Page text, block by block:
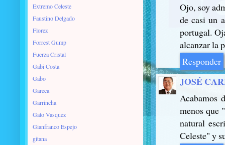
Ojo, soy
de casi un
portugal.
alcanzar la
Responder
JOSÉ
Acabamos
menos que
natural
Celeste" y
Extremo Celeste
Faustino Delgado
Florez
Forrest Gump
Fuerza Cristal
Gabi Costa
Gabo
Gareca
Garrincha
Gato Vasquez
Gianfranco Espejo
gitana